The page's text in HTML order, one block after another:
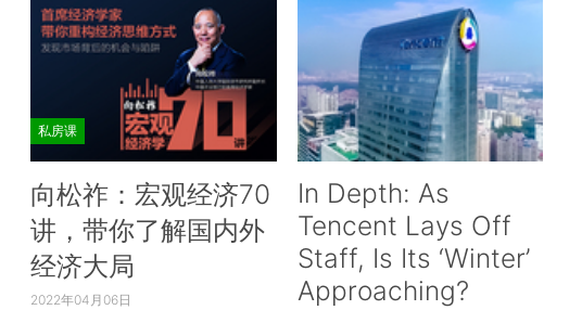
私房课
向松祚：宏观经济70
讲，带你了解国内外
经济大局
2022年04月06日
In Depth: As
Tencent Lays Off
Staff, Is Its ‘Winter’
Approaching?